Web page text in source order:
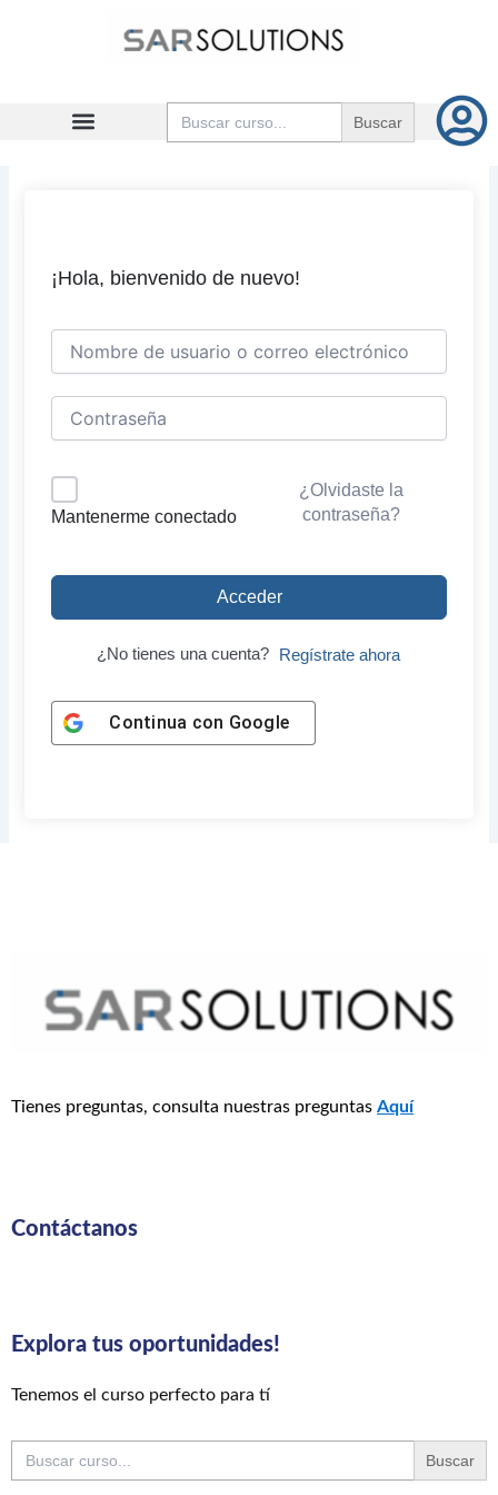
Buscar:
¡Hola, bienvenido de nuevo!
Mantenerme conectado
¿Olvidaste la
contraseña?
Acceder
¿No tienes una cuenta? Regístrate ahora
Continua con Google
Tienes preguntas, consulta nuestras preguntas Aquí
Contáctanos
Explora tus oportunidades!
Tenemos el curso perfecto para tí
Buscar: